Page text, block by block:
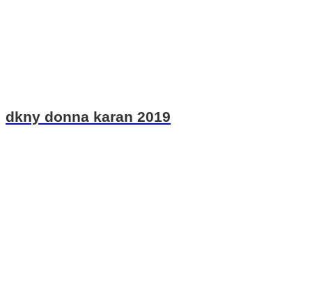
dkny donna karan 2019